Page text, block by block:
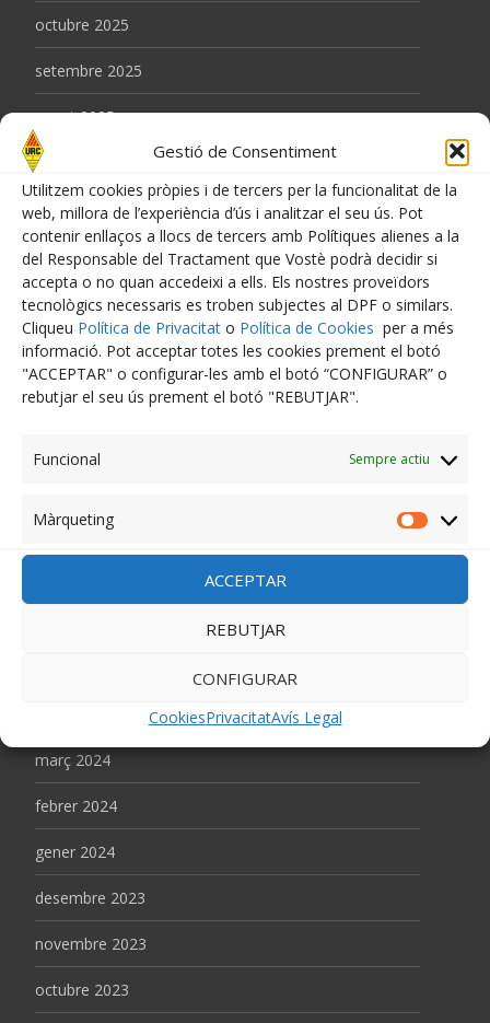
Gestió de Consentiment
Utilitzem cookies pròpies i de tercers per la funcionalitat de la
web, millora de l’experiència d’ús i analitzar el seu ús. Pot
contenir enllaços a llocs de tercers amb Polítiques alienes a la
del Responsable del Tractament que Vostè podrà decidir si
accepta o no quan accedeixi a ells. Els nostres proveïdors
tecnològics necessaris es troben subjectes al DPF o similars.
Cliqueu Política de Privacitat o Política de Cookies per a més
informació. Pot acceptar totes les cookies prement el botó
"ACCEPTAR" o configurar-les amb el botó “CONFIGURAR” o
rebutjar el seu ús prement el botó "REBUTJAR".
Funcional Sempre actiu
Màrqueting
ACCEPTAR
REBUTJAR
CONFIGURAR
CookiesPrivacitatAvís Legal
octubre 2025
setembre 2025
agost 2025
juny 2025
maig 2025
abril 2025
març 2025
febrer 2025
gener 2025
octubre 2024
març 2024
febrer 2024
gener 2024
desembre 2023
novembre 2023
octubre 2023